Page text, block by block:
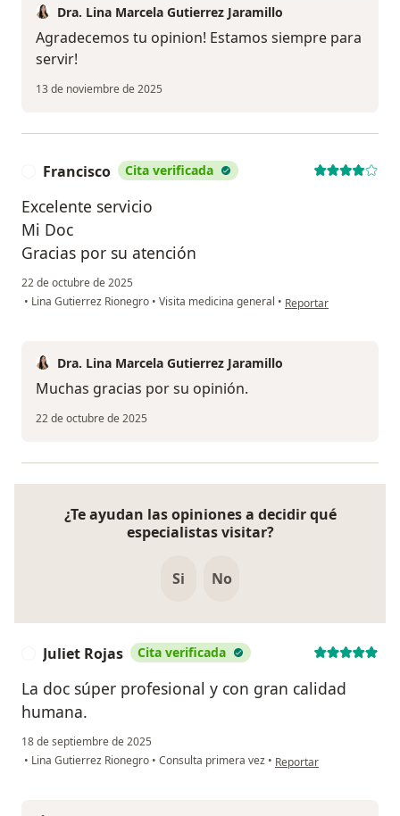
Dra. Lina Marcela Gutierrez Jaramillo
Agradecemos tu opinion! Estamos siempre para
servir!
13 de noviembre de 2025
Francisco Cita verificada
Excelente servicio
Mi Doc
Gracias por su atención
22 de octubre de 2025
• Lina Gutierrez Rionegro • Visita medicina general • en opinión del usuario
Reportar
Dra. Lina Marcela Gutierrez Jaramillo
Muchas gracias por su opinión.
22 de octubre de 2025
¿Te ayudan las opiniones a decidir qué
especialistas visitar?
Si No
Juliet Rojas Cita verificada
La doc súper profesional y con gran calidad
humana.
18 de septiembre de 2025
• Lina Gutierrez Rionegro • Consulta primera vez • en opinión del usuario
Reportar